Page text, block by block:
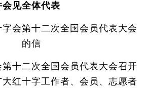
见全体代表
会第十二次全国会员代表大会
的信
十二次全国会员代表大会召开
红十字工作者、会员、志愿者